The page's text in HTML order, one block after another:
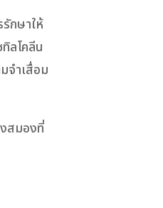
กษาให้
ลโคลีน
จำเสื่อม
สมองที่